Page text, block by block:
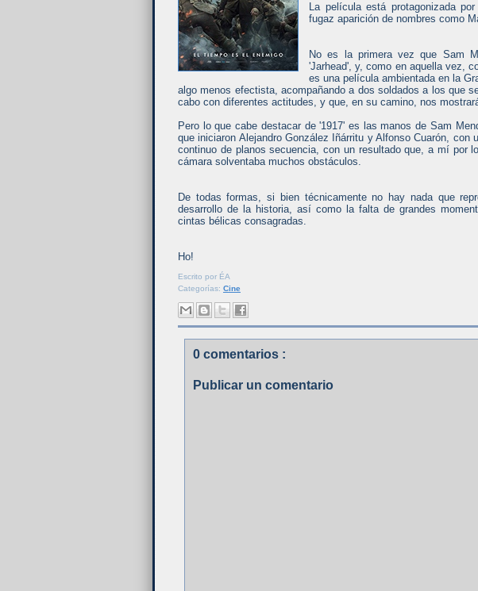
La película está protagonizada
fugaz aparición de nombres como
No es la primera vez que Sam
'Jarhead', y, como en aquella vez,
es una película ambientada en la
algo menos efectista, acompañando a dos soldados a los que
cabo con diferentes actitudes, y que, en su camino, nos
Pero lo que cabe destacar de '1917' es las manos de Sam
que iniciaron Alejandro González Iñárritu y Alfonso Cuarón,
continuo de planos secuencia, con un resultado que, a mí por
cámara solventaba muchos obstáculos.
De todas formas, si bien técnicamente no hay nada que
desarrollo de la historia, así como la falta de grandes
cintas bélicas consagradas.
Ho!
Escrito por ÉA
Categorías: Cine
0 comentarios :
Publicar un comentario